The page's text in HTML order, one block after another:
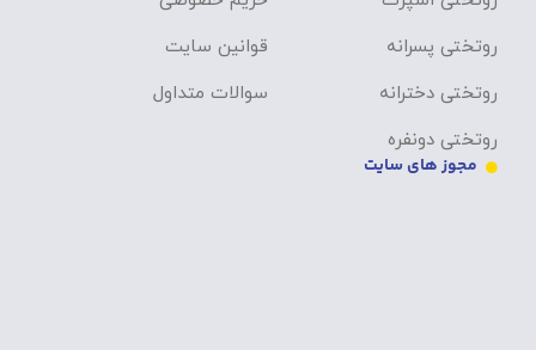
روتختی پسرانه
روتختی دخترانه
روتختی دونفره
قوانین سایت
سوالات متداول
مجوز های سایت